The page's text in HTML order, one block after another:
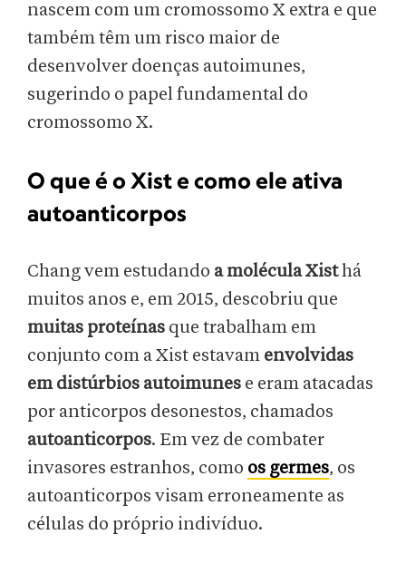
nascem com um cromossomo X extra e que
também têm um risco maior de
desenvolver doenças autoimunes,
sugerindo o papel fundamental do
cromossomo X.
O que é o Xist e como ele ativa
autoanticorpos
Chang vem estudando a molécula Xisthá
muitos anos e, em 2015, descobriu que
muitas proteínas que trabalham em
conjunto com a Xist estavam envolvidas
em distúrbios autoimunes e eram atacadas
por anticorpos desonestos, chamados
autoanticorpos. Em vez de combater
invasores estranhos, como os germes, os
autoanticorpos visam erroneamente as
células do próprio indivíduo.